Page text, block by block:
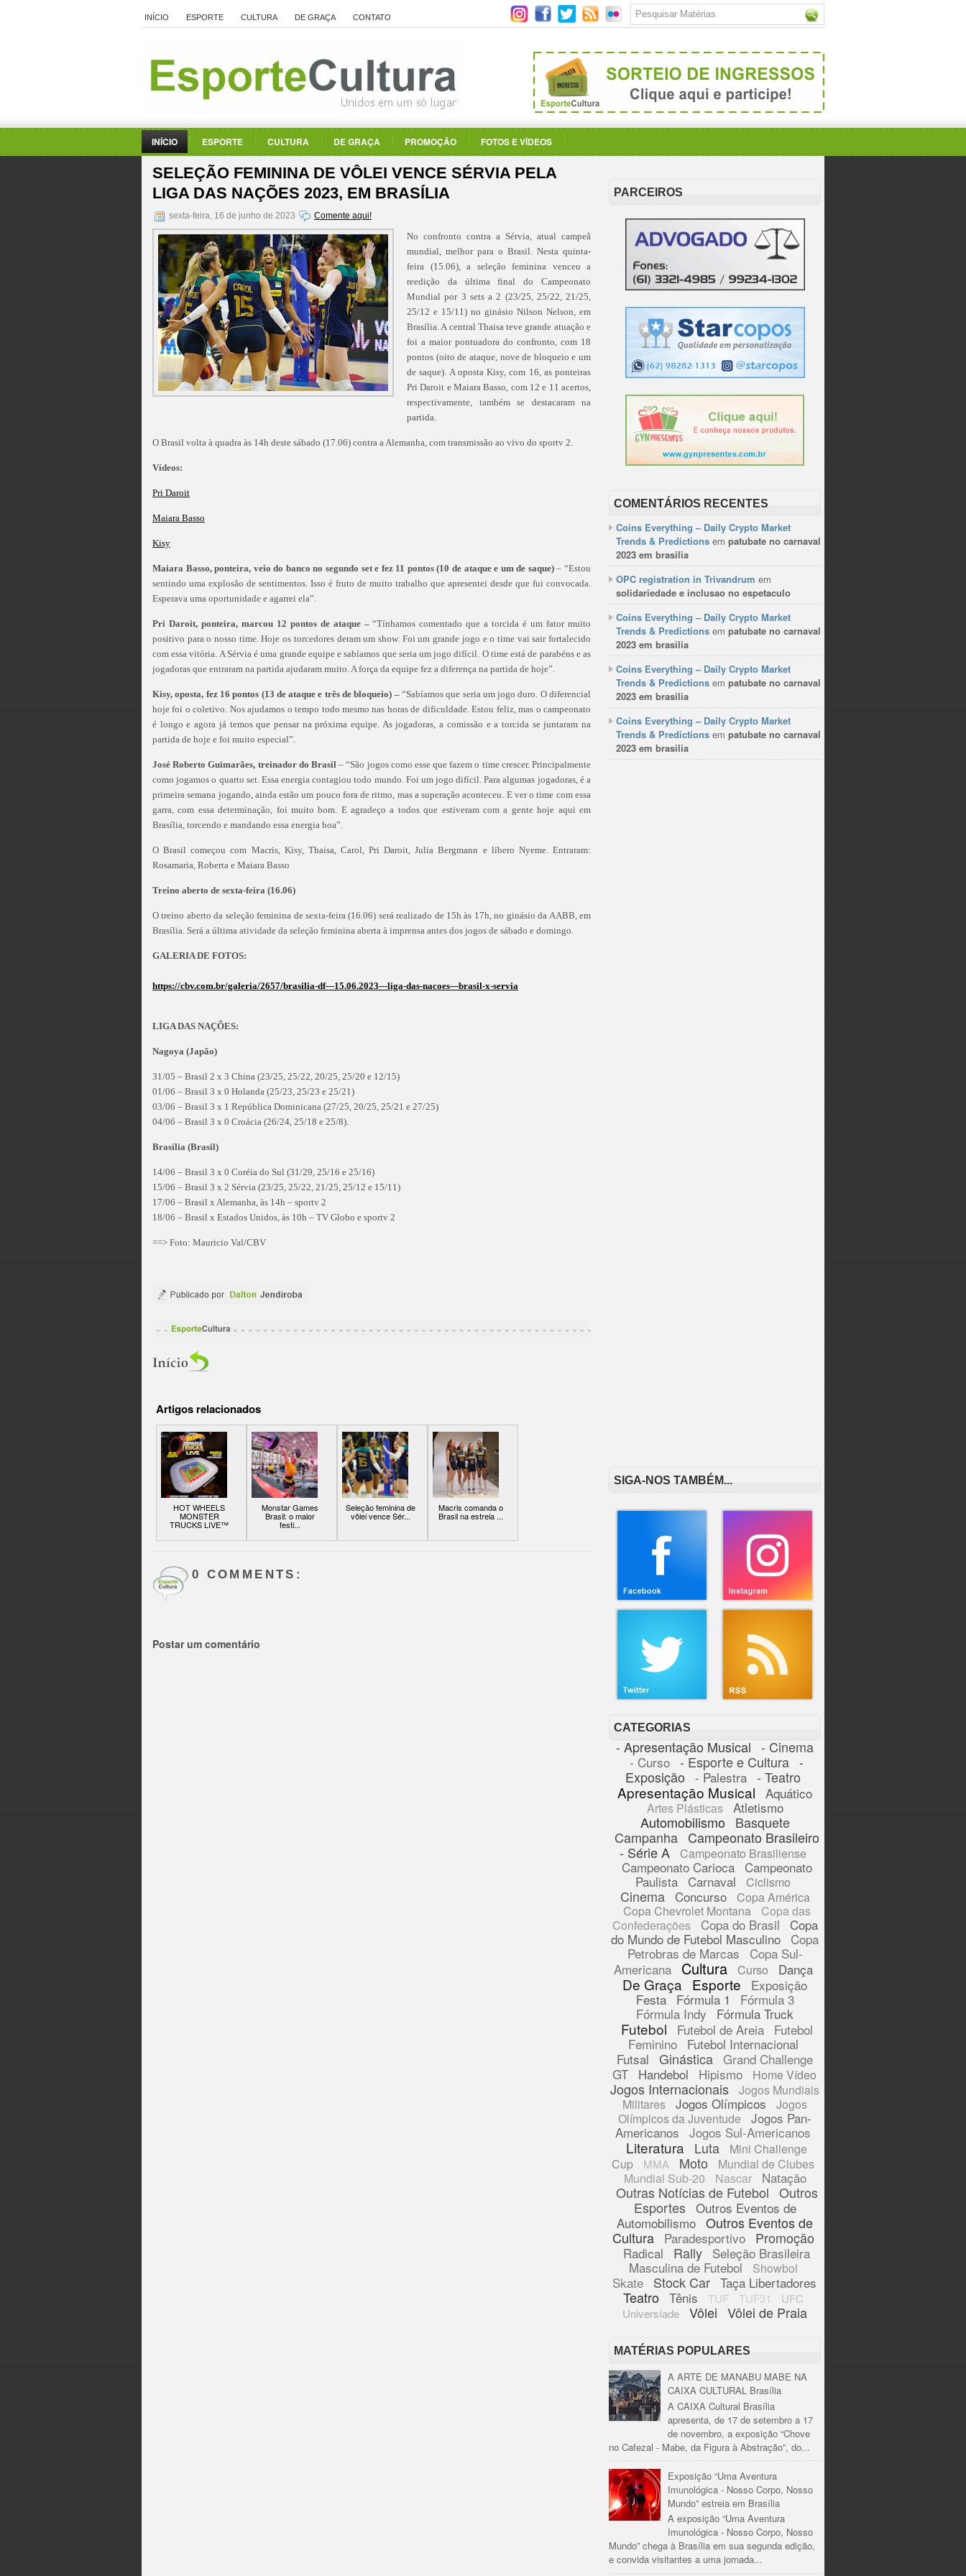
INÍCIO ESPORTE CULTURA DE GRAÇA CONTATO
INÍCIO ESPORTE CULTURA DE GRAÇA PROMOÇÃO FOTOS E VÍDEOS
SELEÇÃO FEMININA DE VÔLEI VENCE SÉRVIA PELA
LIGA DAS NAÇÕES 2023, EM BRASÍLIA
sexta-feira, 16 de junho de 2023 Comente aqui!
No confronto contra a Sérvia, atual campeã
mundial, melhor para o Brasil. Nesta quinta-
feira (15.06), a seleção feminina venceu a
reedição da última final do Campeonato
Mundial por 3 sets a 2 (23/25, 25/22, 21/25,
25/12 e 15/11) no ginásio Nilson Nelson, em
Brasília. A central Thaisa teve grande atuação e
foi a maior pontuadora do confronto, com 18
pontos (oito de ataque, nove de bloqueio e um
de saque). A oposta Kisy, com 16, as ponteiras
Pri Daroit e Maiara Basso, com 12 e 11 acertos,
respectivamente, também se destacaram na
partida.
O Brasil volta à quadra às 14h deste sábado (17.06) contra a Alemanha, com transmissão ao vivo do sportv 2.
Vídeos:
Pri Daroit
Maiara Basso
Kisy
Maiara Basso, ponteira, veio do banco no segundo set e fez 11 pontos (10 de ataque e um de saque)– “Estou
sentindo uma explosão de sentimentos. Isso é fruto de muito trabalho que apresentei desde que fui convocada.
Esperava uma oportunidade e agarrei ela”.
Pri Daroit, ponteira, marcou 12 pontos de ataque –“Tínhamos comentado que a torcida é um fator muito
positivo para o nosso time. Hoje os torcedores deram um show. Foi um grande jogo e o time vai sair fortalecido
com essa vitória. A Sérvia é uma grande equipe e sabíamos que seria um jogo difícil. O time está de parabéns e as
jogadoras que entraram na partida ajudaram muito. A força da equipe fez a diferença na partida de hoje”.
Kisy, oposta, fez 16 pontos (13 de ataque e três de bloqueio) – “Sabíamos que seria um jogo duro. O diferencial
hoje foi o coletivo. Nos ajudamos o tempo todo mesmo nas horas de dificuldade. Estou feliz, mas o campeonato
é longo e agora já temos que pensar na próxima equipe. As jogadoras, a comissão e a torcida se juntaram na
partida de hoje e foi muito especial”.
José Roberto Guimarães, treinador do Brasil– “São jogos como esse que fazem o time crescer. Principalmente
como jogamos o quarto set. Essa energia contagiou todo mundo. Foi um jogo difícil. Para algumas jogadoras, é a
primeira semana jogando, ainda estão um pouco fora de ritmo, mas a superação aconteceu. E ver o time com essa
garra, com essa determinação, foi muito bom. E agradeço a todos que estiveram com a gente hoje aqui em
Brasília, torcendo e mandando essa energia boa”.
O Brasil começou com Macris, Kisy, Thaisa, Carol, Pri Daroit, Julia Bergmann e líbero Nyeme. Entraram:
Rosamaria, Roberta e Maiara Basso
Treino aberto de sexta-feira (16.06)
O treino aberto da seleção feminina de sexta-feira (16.06) será realizado de 15h às 17h, no ginásio da AABB, em
Brasília. Será a última atividade da seleção feminina aberta à imprensa antes dos jogos de sábado e domingo.
GALERIA DE FOTOS:
https://cbv.com.br/galeria/2657/brasilia-df---15.06.2023---liga-das-nacoes---brasil-x-servia
LIGA DAS NAÇÕES:
Nagoya (Japão)
31/05 – Brasil 2 x 3 China (23/25, 25/22, 20/25, 25/20 e 12/15)
01/06 – Brasil 3 x 0 Holanda (25/23, 25/23 e 25/21)
03/06 – Brasil 3 x 1 República Dominicana (27/25, 20/25, 25/21 e 27/25)
04/06 – Brasil 3 x 0 Croácia (26/24, 25/18 e 25/8).
Brasília (Brasil)
14/06 – Brasil 3 x 0 Coréia do Sul (31/29, 25/16 e 25/16)
15/06 – Brasil 3 x 2 Sérvia (23/25, 25/22, 21/25, 25/12 e 15/11)
17/06 – Brasil x Alemanha, às 14h – sportv 2
18/06 – Brasil x Estados Unidos, às 10h – TV Globo e sportv 2
==> Foto: Mauricio Val/CBV
Artigos relacionados
HOT WHEELS
MONSTER
TRUCKS LIVE™
Monstar Games
Brasil: o maior
festi...
Seleção feminina de
vôlei vence Sér...
Macris comanda o
Brasil na estreia ...
0 COMMENTS:
Postar um comentário
PARCEIROS
COMENTÁRIOS RECENTES
Coins Everything – Daily Crypto Market
Trends & Predictions em patubate no carnaval
2023 em brasilia
OPC registration in Trivandrum em
solidariedade e inclusao no espetaculo
Coins Everything – Daily Crypto Market
Trends & Predictions em patubate no carnaval
2023 em brasilia
Coins Everything – Daily Crypto Market
Trends & Predictions em patubate no carnaval
2023 em brasilia
Coins Everything – Daily Crypto Market
Trends & Predictions em patubate no carnaval
2023 em brasilia
SIGA-NOS TAMBÉM...
CATEGORIAS
- Apresentação Musical - Cinema
- Curso - Esporte e Cultura -
Exposição - Palestra - Teatro
Apresentação Musical Aquático
Artes Plásticas Atletismo
Automobilismo
Basquete
Campanha Campeonato Brasileiro
- Série A
Campeonato Brasiliense
Campeonato Carioca
Campeonato
Paulista Carnaval Ciclismo
Cinema Concurso
Copa América
Copa Chevrolet Montana
Copa das
Confederações
Copa do Brasil Copa
do Mundo de Futebol Masculino Copa
Petrobras de Marcas
Copa Sul-
Americana
Cultura Curso Dança
De Graça Esporte
Exposição
Festa
Fórmula 1
Fórmula 3
Fórmula Indy
Fórmula Truck
Futebol Futebol de Areia
Futebol
Feminino
Futebol Internacional
Futsal Ginástica Grand Challenge
GT Handebol Hipismo Home Vídeo
Jogos Internacionais
Jogos Mundiais
Militares
Jogos Olímpicos
Jogos
Olímpicos da Juventude
Jogos Pan-
Americanos Jogos Sul-Americanos
Literatura Luta
Mini Challenge
Cup
MMA Moto
Mundial de Clubes
Mundial Sub-20
Nascar Natação
Outras Notícias de Futebol Outros
Esportes Outros Eventos de
Automobilismo Outros Eventos de
Cultura
Paradesportivo Promoção
Radical Rally Seleção Brasileira
Masculina de Futebol
Showbol
Skate Stock Car Taça Libertadores
Teatro Tênis TUF TUF31
UFC
Universíade
Vôlei Vôlei de Praia
MATÉRIAS POPULARES
A ARTE DE MANABU MABE NA
CAIXA CULTURAL Brasília
A CAIXA Cultural Brasília
apresenta, de 17 de setembro a 17
de novembro, a exposição “Chove
no Cafezal - Mabe, da Figura à Abstração”, do...
Exposição “Uma Aventura
Imunológica - Nosso Corpo, Nosso
Mundo” estreia em Brasília
A exposição “Uma Aventura
Imunológica - Nosso Corpo, Nosso
Mundo” chega à Brasília em sua segunda edição,
e convida visitantes a uma jornada...